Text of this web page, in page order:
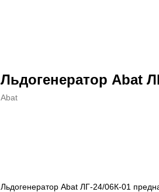
Льдогенератор Abat
Abat
Льдогенератор Abat ЛГ-24/06К-01